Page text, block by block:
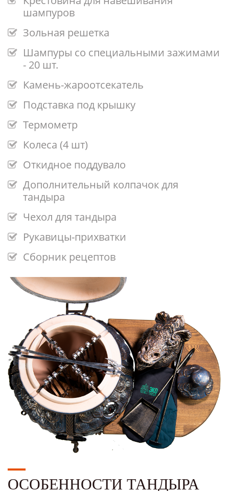
шампуров
Зольная решетка
Шампуры со специальными зажимами
- 20 шт.
Камень-жароотсекатель
Подставка под крышку
Термометр
Колеса (4 шт)
Откидное поддувало
Дополнительный колпачок для
тандыра
Чехол для тандыра
Рукавицы-прихватки
Сборник рецептов
ОСОБЕННОСТИ ТАНДЫРА